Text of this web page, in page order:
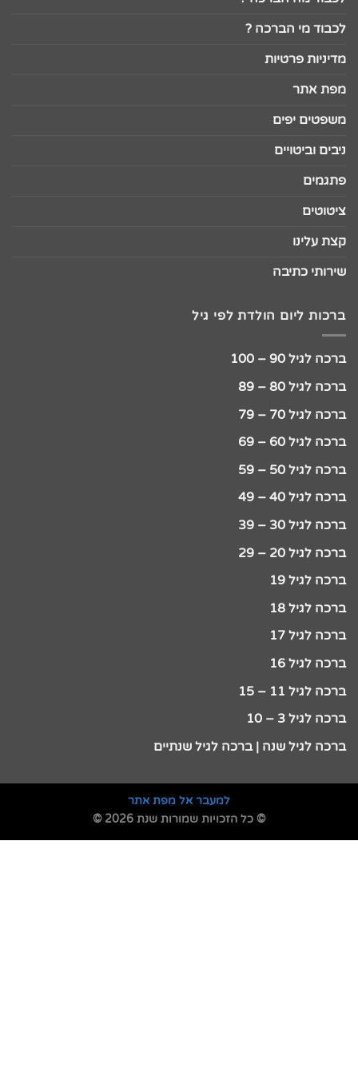
לכבוד מי הברכה ?
מדיניות פרטיות
מפת אתר
משפטים יפים
ניבים וביטויים
פתגמים
ציטוטים
קצת עלינו
שירותי כתיבה
ברכות ליום הולדת לפי גיל
ברכה לגיל 90 – 100
ברכה לגיל 80 – 89
ברכה לגיל 70 – 79
ברכה לגיל 60 – 69
ברכה לגיל 50 – 59
ברכה לגיל 40 – 49
ברכה לגיל 30 – 39
ברכה לגיל 20 – 29
ברכה לגיל 19
ברכה לגיל 18
ברכה לגיל 17
ברכה לגיל 16
ברכה לגיל 11 – 15
ברכה לגיל 3 – 10
ברכה לגיל שנה | ברכה לגיל שנתיים
למעבר אל מפת אתר
© כל הזכויות שמורות שנת 2026 ©